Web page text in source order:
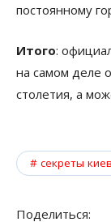
постоянному
Итого:
на самом деле
столетия, а
секреты
Поделиться: